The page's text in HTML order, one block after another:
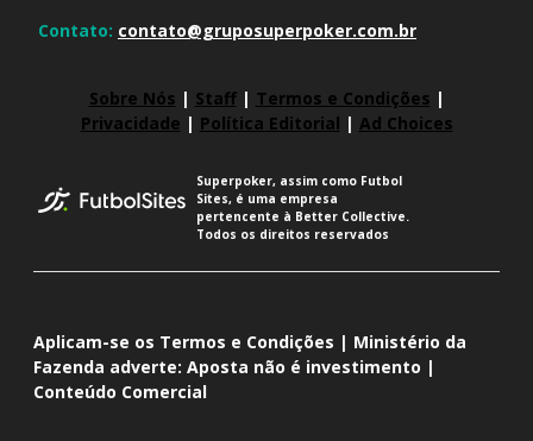
Contato: contato@gruposuperpoker.com.br
Sobre Nós | Staff| Termos e Condições |
Privacidade | Política Editorial | Ad Choices
Superpoker, assim como Futbol
Sites, é uma empresa
pertencente à Better Collective.
Todos os direitos reservados
Aplicam-se os Termos e Condições | Ministério da
Fazenda adverte: Aposta não é investimento |
Conteúdo Comercial